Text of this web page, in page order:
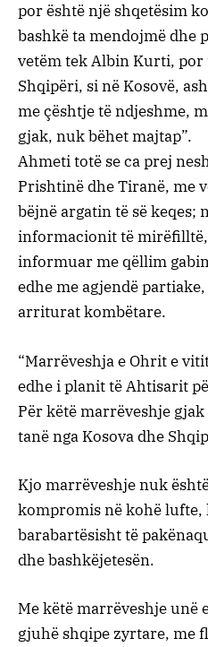
por është një shqetësim
bashkë ta mendojmë dhe
vetëm tek Albin Kurti,
Shqipëri, si në Kosovë,
me çështje të ndjeshme,
gjak, nuk bëhet majtap”.
Ahmeti totë se ca prej
Prishtinë dhe Tiranë, me
bëjnë argatin të së keqes;
informacionit të mirëfilltë,
informuar me qëllim
edhe me agjendë
arriturat kombëtare.
“Marrëveshja e Ohrit e
edhe i planit të Ahtisarit
Për këtë marrëveshje
tanë nga Kosova dhe
Kjo marrëveshje nuk
kompromis në kohë lufte,
barabartësisht të
dhe bashkëjetesën.
Me këtë marrëveshje unë
gjuhë shqipe zyrtare, me